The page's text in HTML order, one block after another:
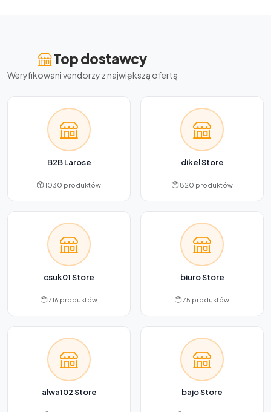
Top dostawcy
Weryfikowani vendorzy z największą ofertą
B2B Larose
1030 produktów
dikel Store
820 produktów
csuk01 Store
716 produktów
biuro Store
75 produktów
alwa102 Store bajo Store